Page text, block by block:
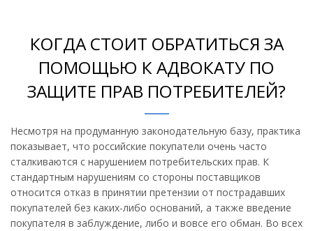
КОГДА СТОИТ ОБРАТИТЬСЯ ЗА
ПОМОЩЬЮ К АДВОКАТУ ПО
ЗАЩИТЕ ПРАВ ПОТРЕБИТЕЛЕЙ?
Несмотря на продуманную законодательную базу, практика
показывает, что российские покупатели очень часто
сталкиваются с нарушением потребительских прав. К
стандартным нарушениям со стороны поставщиков
относится отказ в принятии претензии от пострадавших
покупателей без каких-либо оснований, а также введение
покупателя в заблуждение, либо и вовсе его обман. Во всех